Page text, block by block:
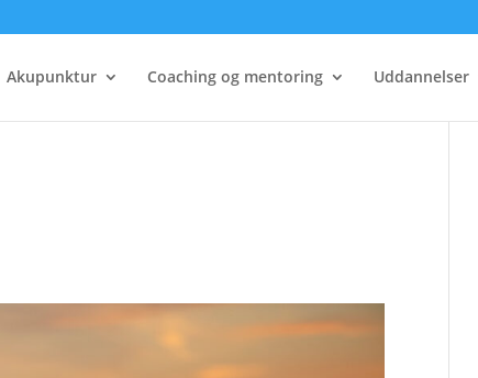
Akupunktur Coaching og mentoring Uddannelser